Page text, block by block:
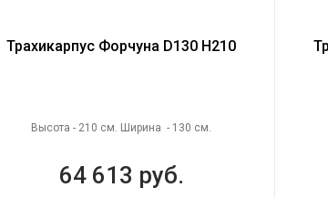
Трахикарпус Форчуна D130 H210
Высота - 210 см. Ширина - 130 см.
64 613 руб.